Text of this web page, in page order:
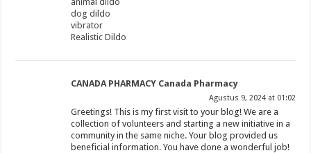
dog dildo
vibrator
Realistic Dildo
CANADA PHARMACY Canada Pharmacy
Agustus 9, 2024 at 01:02
Greetings! This is my first visit to your blog! We are a
collection of volunteers and starting a new initiative in a
community in the same niche. Your blog provided us
beneficial information. You have done a wonderful job!